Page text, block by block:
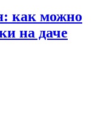
как можно
на даче